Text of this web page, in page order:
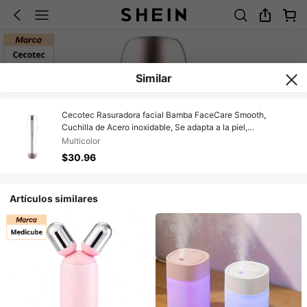
Similar
Cecotec Rasuradora facial Bamba FaceCare Smooth,
Cuchilla de Acero inoxidable, Se adapta a la piel,
Impermeable IPX5, Capuchón protector
Multicolor
$30.96
Artículos similares